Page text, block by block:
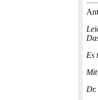
Es